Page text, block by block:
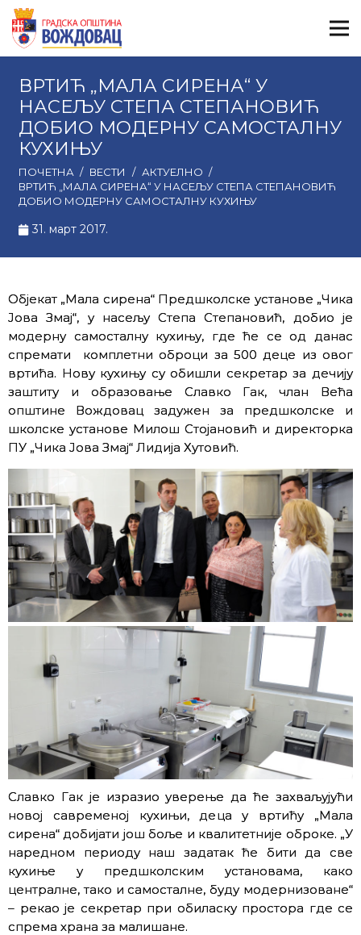
ВРТИЋ „МАЛА СИРЕНА“ У
НАСЕЉУ СТЕПА СТЕПАНОВИЋ
ДОБИО МОДЕРНУ САМОСТАЛНУ
КУХИЊУ
ПОЧЕТНА / ВЕСТИ / АКТУЕЛНО /
ВРТИЋ „МАЛА СИРЕНА“ У НАСЕЉУ СТЕПА СТЕПАНОВИЋ
ДОБИО МОДЕРНУ САМОСТАЛНУ КУХИЊУ
31. март 2017.
Објекат „Мала сирена“ Предшколске установе „Чика
Јова Змај“, у насељу Степа Степановић, добио је
модерну самосталну кухињу, где ће се од данас
спремати комплетни оброци за 500 деце из овог
вртића. Нову кухињу су обишли секретар за дечију
заштиту и образовање Славко Гак, члан Већа
општине Вождовац задужен за предшколске и
школске установе Милош Стојановић и директорка
ПУ „Чика Јова Змај“ Лидија Хутовић.
Славко Гак је изразио уверење да ће захваљујући
новој савременој кухињи, деца у вртићу „Мала
сирена“ добијати још боље и квалитетније оброке. „У
наредном периоду наш задатак ће бити да све
кухиње у предшколским установама, како
централне, тако и самосталне, буду модернизоване“
– рекао је секретар при обиласку простора где се
спрема храна за малишане.